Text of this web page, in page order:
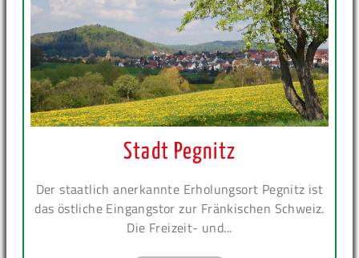
Stadt Pegnitz
Der staatlich anerkannte Erholungsort Pegnitz ist
das östliche Eingangstor zur Fränkischen Schweiz.
Die Freizeit- und...